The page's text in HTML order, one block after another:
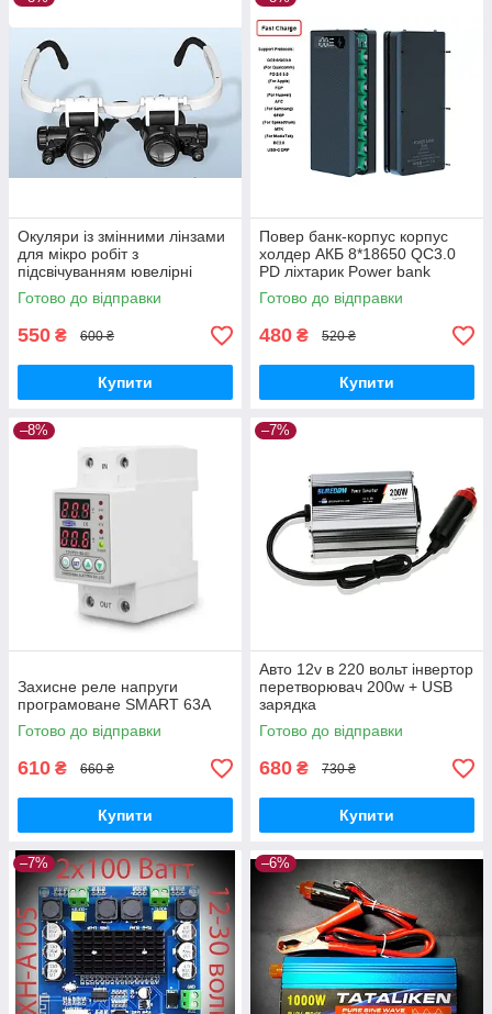
Окуляри із змінними лінзами
для мікро робіт з
підсвічуванням ювелірні
окуляри годинні 8 15 23
Готово до відправки
550 ₴ 600 ₴
Купити
Повер банк-корпус корпус
холдер АКБ 8*18650 QC3.0
PD ліхтарик Power bank
Готово до відправки
480 ₴ 520 ₴
Купити
–8%
Захисне реле напруги
програмоване SMART 63А
Готово до відправки
610 ₴ 660 ₴
Купити
–7%
Авто 12v в 220 вольт інвертор
перетворювач 200w + USB
зарядка
Готово до відправки
680 ₴ 730 ₴
Купити
–7% –6%